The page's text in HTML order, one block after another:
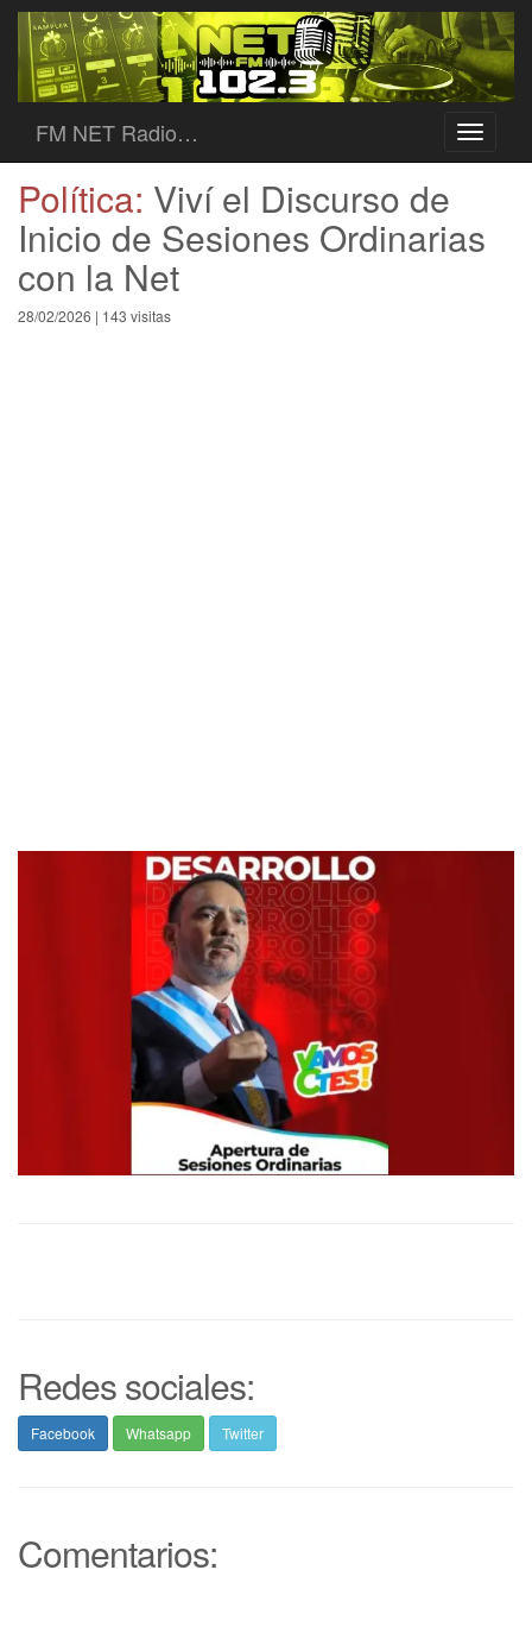
Toggle
FM NET Radio…
Política: Viví el Discurso de
Inicio de Sesiones Ordinarias
con la Net
28/02/2026 | 143 visitas
Redes sociales:
Facebook Whatsapp Twitter
Comentarios: